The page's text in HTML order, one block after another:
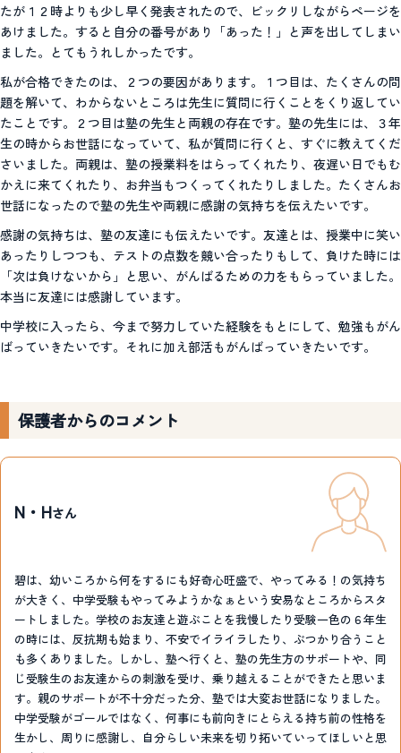
たが１２時よりも少し早く発表されたので、ビックリしながらページを
あけました。すると自分の番号があり「あった！」と声を出してしまい
ました。とてもうれしかったです。
私が合格できたのは、２つの要因があります。１つ目は、たくさんの問
題を解いて、わからないところは先生に質問に行くことをくり返してい
たことです。２つ目は塾の先生と両親の存在です。塾の先生には、３年
生の時からお世話になっていて、私が質問に行くと、すぐに教えてくだ
さいました。両親は、塾の授業料をはらってくれたり、夜遅い日でもむ
かえに来てくれたり、お弁当もつくってくれたりしました。たくさんお
世話になったので塾の先生や両親に感謝の気持ちを伝えたいです。
感謝の気持ちは、塾の友達にも伝えたいです。友達とは、授業中に笑い
あったりしつつも、テストの点数を競い合ったりもして、負けた時には
「次は負けないから」と思い、がんばるための力をもらっていました。
本当に友達には感謝しています。
中学校に入ったら、今まで努力していた経験をもとにして、勉強もがん
ばっていきたいです。それに加え部活もがんばっていきたいです。
保護者からのコメント
N・Hさん
碧は、幼いころから何をするにも好奇心旺盛で、やってみる！の気持ち
が大きく、中学受験もやってみようかなぁという安易なところからスタ
ートしました。学校のお友達と遊ぶことを我慢したり受験一色の６年生
の時には、反抗期も始まり、不安でイライラしたり、ぶつかり合うこと
も多くありました。しかし、塾へ行くと、塾の先生方のサポートや、同
じ受験生のお友達からの刺激を受け、乗り越えることができたと思いま
す。親のサポートが不十分だった分、塾では大変お世話になりました。
中学受験がゴールではなく、何事にも前向きにとらえる持ち前の性格を
生かし、周りに感謝し、自分らしい未来を切り拓いていってほしいと思